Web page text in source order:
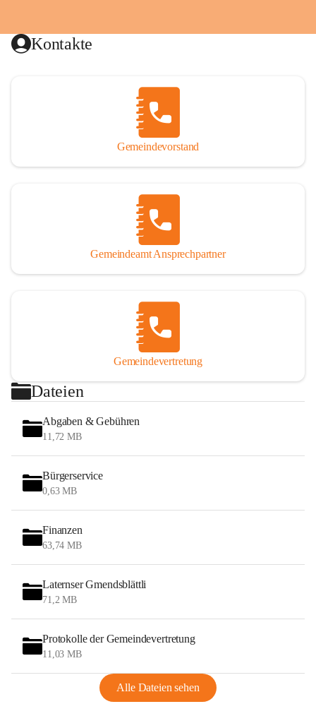
Kontakte
Gemeindevorstand
Gemeindeamt Ansprechpartner
Gemeindevertretung
Dateien
Abgaben & Gebühren
11,72 MB
Bürgerservice
0,63 MB
Finanzen
63,74 MB
Laternser Gmendsblättli
71,2 MB
Protokolle der Gemeindevertretung
11,03 MB
Alle Dateien sehen